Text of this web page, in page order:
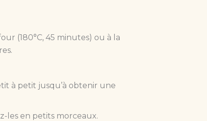
(180°C, 45 minutes) ou à la
à petit jusqu’à obtenir une
les en petits morceaux.